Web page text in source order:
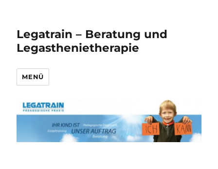
Legatrain – Beratung und
Legasthenietherapie
MENÜ